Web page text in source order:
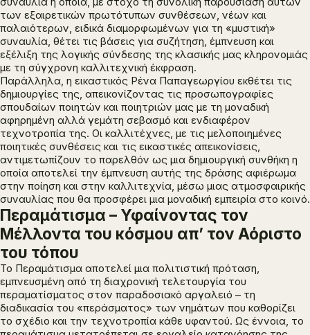
των εξαιρετικών πρωτότυπων συνθέσεων, νέων και
παλαιότερων, ειδικά διαμορφωμένων για τη «μυστική»
συναυλία, θέτει τις βάσεις για συζήτηση, έμπνευση και
εξέλιξη της λογικής σύνδεσης της κλασικής μας κληρονομιάς
με τη σύγχρονη καλλιτεχνική έκφραση.
Παράλληλα, η εικαστικός Ρένα Παπαγεωργίου εκθέτει τις
δημιουργίες της, απεικονίζοντας τις προσωπογραφίες
σπουδαίων ποιητών και ποιητριών μας με τη μοναδική
αφηρημένη αλλά γεμάτη σεβασμό και ενδιαφέρον
τεχνοτροπία της. Οι καλλιτέχνες, με τις μελοποιημένες
ποιητικές συνθέσεις και τις εικαστικές απεικονίσεις,
αντιμετωπίζουν το παρελθόν ως μια δημιουργική συνθήκη η
οποία αποτελεί την έμπνευση αυτής της δράσης αφιέρωμα
στην ποίηση και στην καλλιτεχνία, μέσω μιας ατμοσφαιρικής
συναυλίας που θα προσφέρει μια μοναδική εμπειρία στο κοινό.
Περαμάτισμα – Υφαίνοντας τον
Μέλλοντα του κόσμου απ’ τον Αόριστο
του τόπου
Το Περαμάτισμα αποτελεί μια πολιτιστική πρόταση,
εμπνευσμένη από τη διαχρονική τελετουργία του
περαματίσματος στον παραδοσιακό αργαλειό – τη
διαδικασία του «περάσματος» των νημάτων που καθορίζει
το σχέδιο και την τεχνοτροπία κάθε υφαντού. Ως έννοια, το